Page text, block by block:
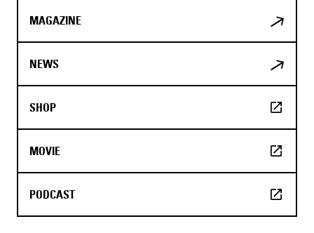
MAGAZINE
NEWS
SHOP
MOVIE
PODCAST